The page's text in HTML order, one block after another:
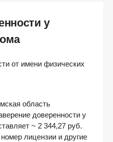
у
от имени физических
область
доверенности у
~ 2 344,27 руб.
лицензии и другие